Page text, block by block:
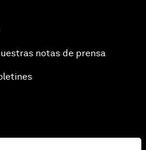
notas de prensa